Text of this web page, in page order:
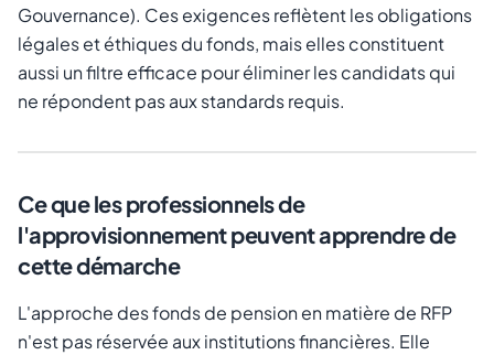
Gouvernance). Ces exigences reflètent les obligations
légales et éthiques du fonds, mais elles constituent
aussi un filtre efficace pour éliminer les candidats qui
ne répondent pas aux standards requis.
Ce que les professionnels de
l'approvisionnement peuvent apprendre de
cette démarche
L'approche des fonds de pension en matière de RFP
n'est pas réservée aux institutions financières. Elle